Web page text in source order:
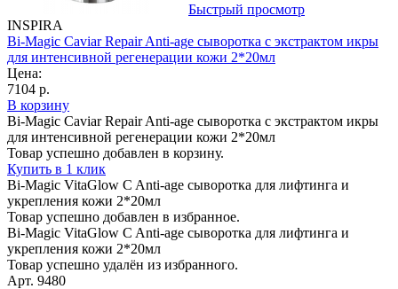
Быстрый просмотр
INSPIRA
Bi-Magic Caviar Repair Anti-age сыворотка с экстрактом икры
для интенсивной регенерации кожи 2*20мл
Цена:
7104 р.
В корзину
Bi-Magic Caviar Repair Anti-age сыворотка с экстрактом икры
для интенсивной регенерации кожи 2*20мл
Товар успешно добавлен в корзину.
Купить в 1 клик
Bi-Magic VitaGlow C Anti-age сыворотка для лифтинга и
укрепления кожи 2*20мл
Товар успешно добавлен в избранное.
Bi-Magic VitaGlow C Anti-age сыворотка для лифтинга и
укрепления кожи 2*20мл
Товар успешно удалён из избранного.
Арт. 9480